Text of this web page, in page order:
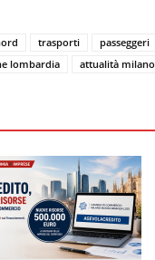
trasporti passeggeri
lombardia attualità milano